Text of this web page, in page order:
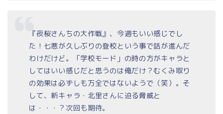
『夜桜さんちの大作戦』、今週もいい感じでし
た！七悪が久しぶりの登校という事で話が進んだ
わけだけど。「学校モード」の時の方がキャラと
してはいい感じだと思うのは俺だけ？むくみ取り
の効果は必ずしも万全ではないようで（笑）。そ
して、新キャラ・北里さんに迫る脅威と
は・・・？次回も期待。